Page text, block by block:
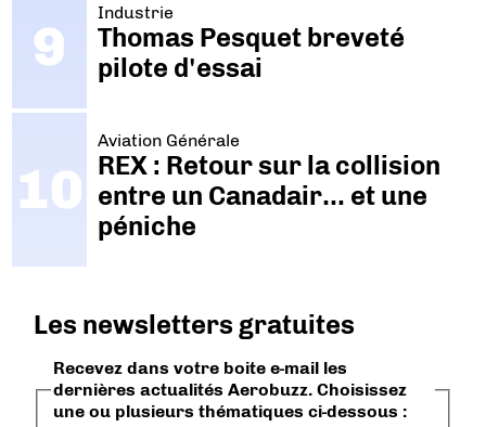
Industrie
Thomas Pesquet breveté
pilote d'essai
Aviation Générale
REX : Retour sur la collision
entre un Canadair… et une
péniche
Les newsletters gratuites
Recevez dans votre boite e-mail les
dernières actualités Aerobuzz. Choisissez
une ou plusieurs thématiques ci-dessous :